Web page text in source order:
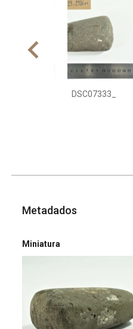
DSC07333_
Metadados
Miniatura